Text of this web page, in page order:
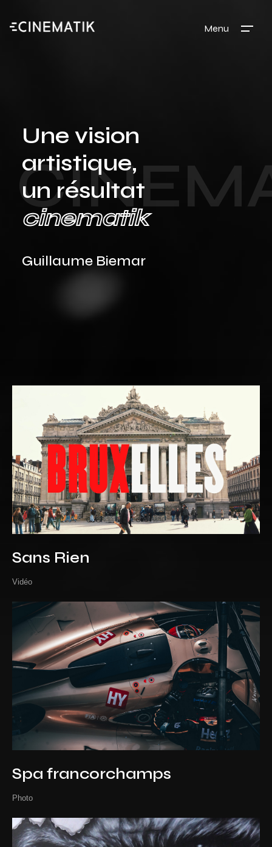
Menu
Une vision
artistique,
un résultat
cinematik
Guillaume Biemar
Sans Rien
Vidéo
Spa francorchamps
Photo